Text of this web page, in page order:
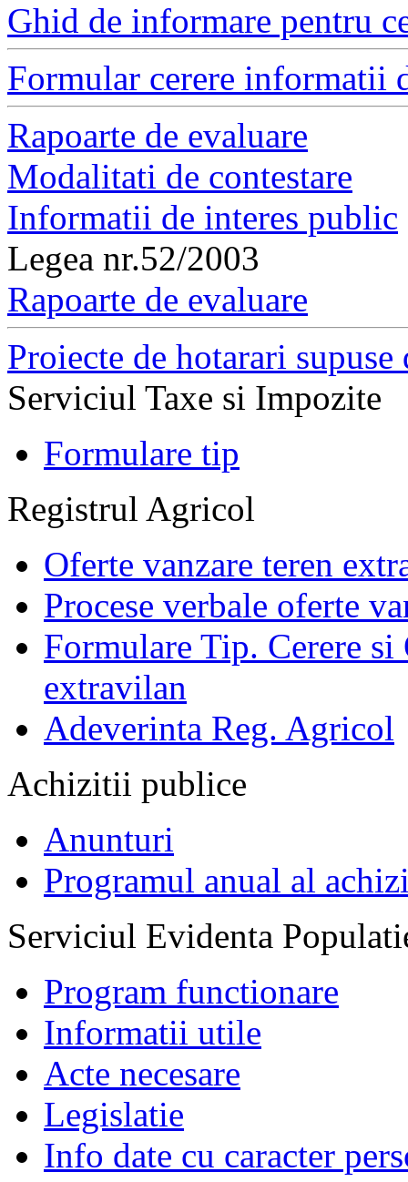
Ghid de informare pentru
Formular cerere informatii
Rapoarte de evaluare
Modalitati de contestare
Informatii de interes public
Legea nr.52/2003
Rapoarte de evaluare
Proiecte de hotarari
Serviciul Taxe si Impozite
Formulare tip
Registrul Agricol
Oferte vanzare teren
Procese verbale oferte
Formulare Tip. Cerere si
extravilan
Adeverinta Reg. Agricol
Achizitii publice
Anunturi
Programul anual al
Serviciul Evidenta
Program functionare
Informatii utile
Acte necesare
Legislatie
Info date cu caracter